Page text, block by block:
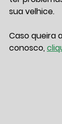
sua velhice.
Caso queira
conosco,